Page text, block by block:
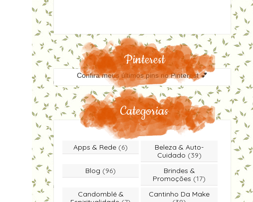
Pinterest
Confira meus últimos pins no Pinterest 💕
Categorias
Apps & Rede (6)
Beleza & Auto-
Cuidado (39)
Blog (96)
Brindes &
Promoções (17)
Candomblé &
Cantinho Da Make